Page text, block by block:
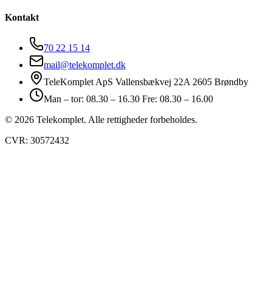
Kontakt
70 22 15 14
mail@telekomplet.dk
TeleKomplet ApS Vallensbækvej 22A 2605 Brøndby
Man – tor: 08.30 – 16.30 Fre: 08.30 – 16.00
© 2026 Telekomplet. Alle rettigheder forbeholdes.
CVR: 30572432